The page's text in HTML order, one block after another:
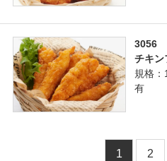
3056
チキン
規格
有
1 2